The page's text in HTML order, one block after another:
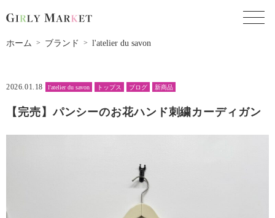
ホーム ブランド l'atelier du savon
2026.01.18 l'atelier du savon トップス ブログ 新商品
【完売】パンシーのお花ハンド刺繍カーディガン